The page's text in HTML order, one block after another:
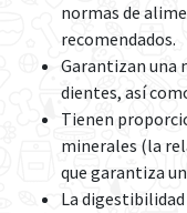
normas de
recomendados.
Garantizan una
dientes, así
Tienen
minerales (la
que garantiza
La